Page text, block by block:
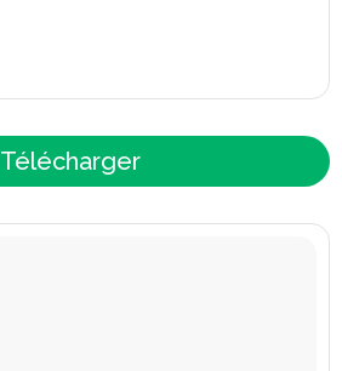
Télécharger